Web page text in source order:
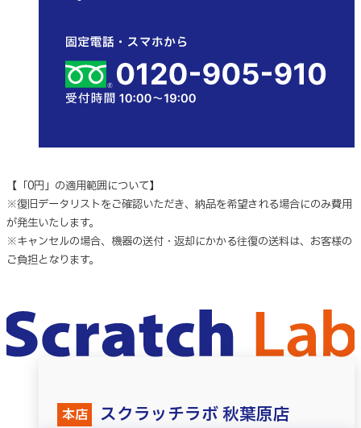
【「0円」の適用範囲について】
※復旧データリストをご確認いただき、納品を希望される場合にのみ費用
が発生いたします。
※キャンセルの場合、機器の送付・返却にかかる往復の送料は、お客様の
ご負担となります。
本店 スクラッチラボ 秋葉原店